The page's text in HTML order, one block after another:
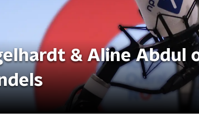
& Aline Abdul